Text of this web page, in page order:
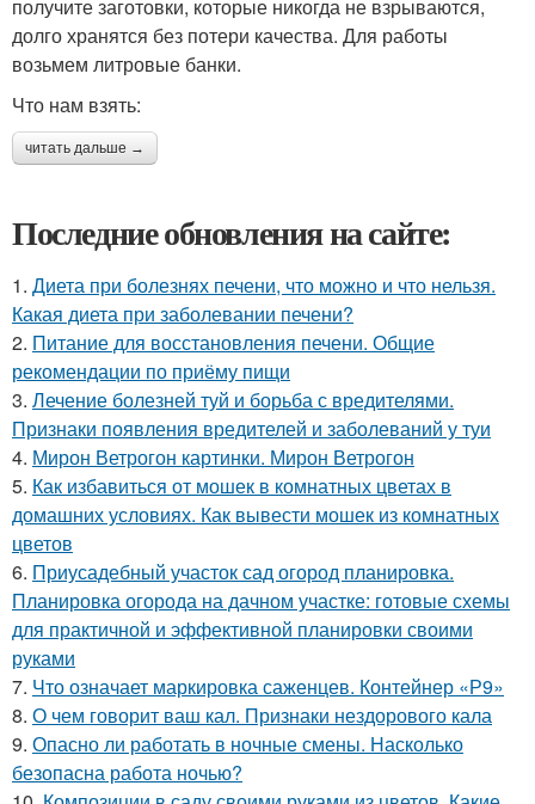
получите заготовки, которые никогда не взрываются,
долго хранятся без потери качества. Для работы
возьмем литровые банки.
Что нам взять:
читать дальше →
Последние обновления на сайте:
1. Диета при болезнях печени, что можно и что нельзя.
Какая диета при заболевании печени?
2. Питание для восстановления печени. Общие
рекомендации по приёму пищи
3. Лечение болезней туй и борьба с вредителями.
Признаки появления вредителей и заболеваний у туи
4. Мирон Ветрогон картинки. Мирон Ветрогон
5. Как избавиться от мошек в комнатных цветах в
домашних условиях. Как вывести мошек из комнатных
цветов
6. Приусадебный участок сад огород планировка.
Планировка огорода на дачном участке: готовые схемы
для практичной и эффективной планировки своими
руками
7. Что означает маркировка саженцев. Контейнер «Р9»
8. О чем говорит ваш кал. Признаки нездорового кала
9. Опасно ли работать в ночные смены. Насколько
безопасна работа ночью?